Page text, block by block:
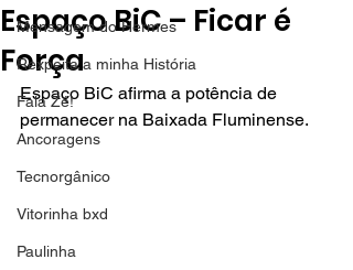
Mensagem do Hermes
Rexpeita a minha História
Fala Zé!
Ancoragens
Tecnorgânico
Vitorinha bxd
Paulinha
Espaço BiC – Ficar é
Força
Espaço BiC afirma a potência de
permanecer na Baixada Fluminense.